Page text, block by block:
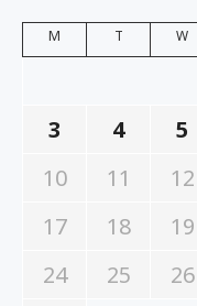
M T W
3
4 5
10
11 12
17
18 19
24
25 26